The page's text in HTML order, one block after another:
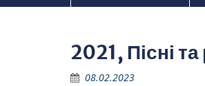
в
2021, Пісні
08.02.2023